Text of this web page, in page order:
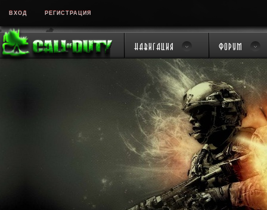
ВХОД РЕГИСТРАЦИЯ
Навигация Форум